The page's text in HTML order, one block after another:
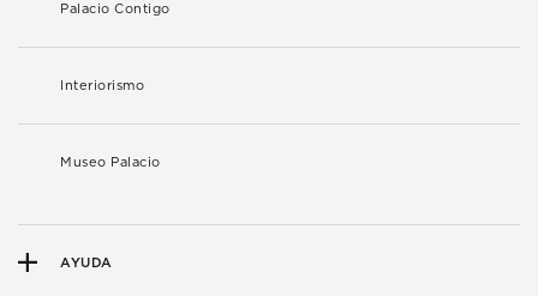
Palacio Contigo
Interiorismo
Museo Palacio
AYUDA